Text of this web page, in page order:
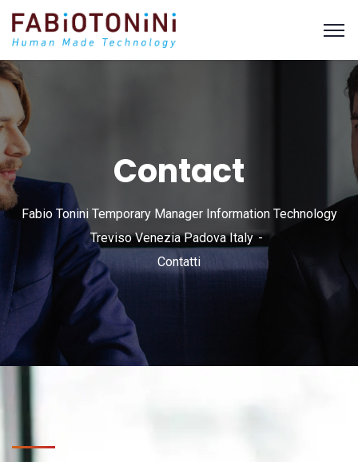
Contact
Fabio Tonini Temporary Manager Information Technology
Treviso Venezia Padova Italy
Contatti